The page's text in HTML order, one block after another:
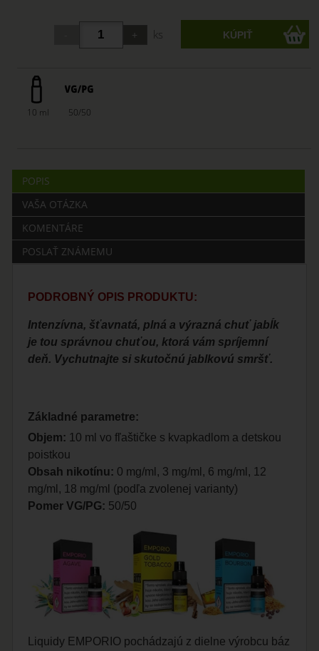
ks
10 ml 50/50
POPIS
VAŠA OTÁZKA
KOMENTÁRE
POSLAŤ ZNÁMEMU
PODROBNÝ OPIS PRODUKTU:
Intenzívna, šťavnatá, plná a výrazná chuť jabĺk
je tou správnou chuťou, ktorá vám spríjemní
deň. Vychutnajte si skutočnú jablkovú smršť.
Základné parametre:
Objem: 10 ml vo fľaštičke s kvapkadlom a detskou
poistkou
Obsah nikotínu: 0 mg/ml, 3 mg/ml, 6 mg/ml, 12
mg/ml, 18 mg/ml (podľa zvolenej varianty)
Pomer VG/PG: 50/50
Liquidy EMPORIO pochádzajú z dielne výrobcu báz